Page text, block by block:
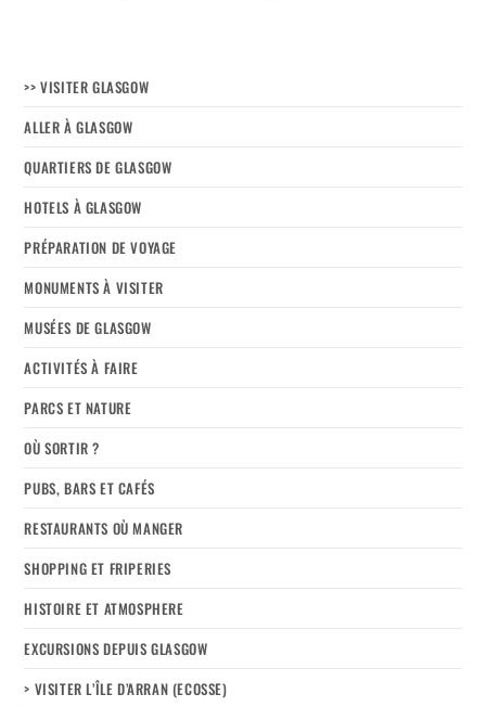
>> VISITER GLASGOW
ALLER À GLASGOW
QUARTIERS DE GLASGOW
HOTELS À GLASGOW
PRÉPARATION DE VOYAGE
MONUMENTS À VISITER
MUSÉES DE GLASGOW
ACTIVITÉS À FAIRE
PARCS ET NATURE
OÙ SORTIR ?
PUBS, BARS ET CAFÉS
RESTAURANTS OÙ MANGER
SHOPPING ET FRIPERIES
HISTOIRE ET ATMOSPHERE
EXCURSIONS DEPUIS GLASGOW
> VISITER L’ÎLE D’ARRAN (ECOSSE)